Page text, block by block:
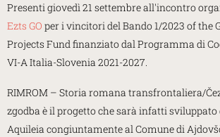
Presenti giovedì 21 settembre all'incontro
Ezts GO per i vincitori del Bando 1/2023 of the
Projects Fund finanziato dal Programma di
VI-A Italia-Slovenia 2021-2027.
RIMROM – Storia romana transfrontaliera/
zgodba è il progetto che sarà infatti sviluppato
Aquileia congiuntamente al Comune di